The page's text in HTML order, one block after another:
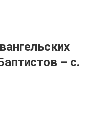
– с.